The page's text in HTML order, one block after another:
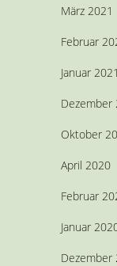
März 2021
Februar
Januar 2021
Dezember
Oktober
April 2020
Februar
Januar
Dezember